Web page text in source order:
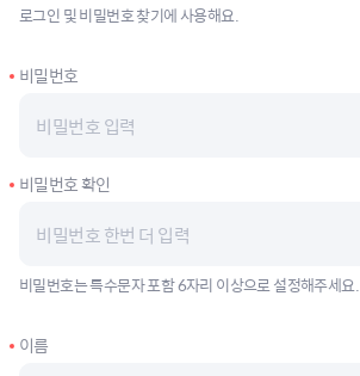
로그인 및 비밀번호 찾기에 사용해요.
비밀번호
비밀번호 확인
비밀번호는 특수문자 포함 6자리 이상으로 설정해주세요.
이름